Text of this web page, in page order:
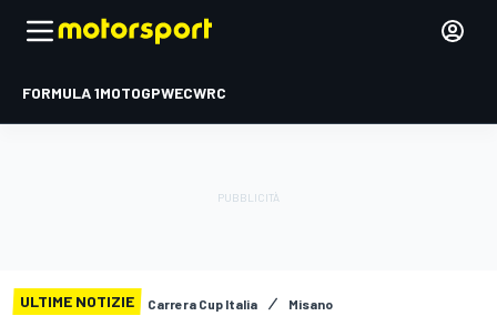
FORMULA 1MOTOGPWECWRC
ULTIME NOTIZIE Carrera Cup Italia Misano